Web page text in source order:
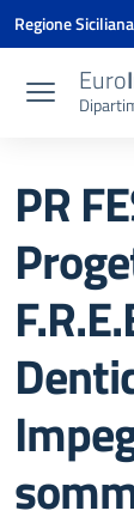
Vai ai contenuti
Vai al menu di
Vai al footer
Vai al banner
Regione Siciliana
Euro
PR